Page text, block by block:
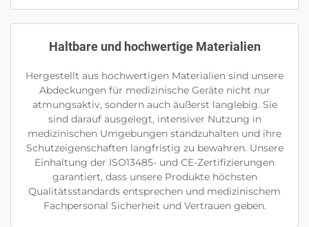
Haltbare und hochwertige Materialien
Hergestellt aus hochwertigen Materialien sind unsere
Abdeckungen für medizinische Geräte nicht nur
atmungsaktiv, sondern auch äußerst langlebig. Sie
sind darauf ausgelegt, intensiver Nutzung in
medizinischen Umgebungen standzuhalten und ihre
Schutzeigenschaften langfristig zu bewahren. Unsere
Einhaltung der ISO13485- und CE-Zertifizierungen
garantiert, dass unsere Produkte höchsten
Qualitätsstandards entsprechen und medizinischem
Fachpersonal Sicherheit und Vertrauen geben.